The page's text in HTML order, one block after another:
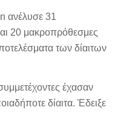
ανέλυσε 31
20 μακροπρόθεσμες
των δίαιτων
έχασαν
δίαιτα. Έδειξε